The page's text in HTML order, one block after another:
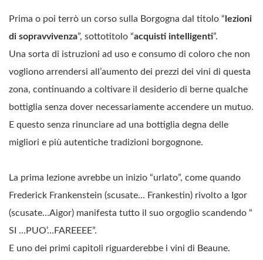
Prima o poi terrò un corso sulla Borgogna dal titolo “lezioni
di sopravvivenza”, sottotitolo “acquisti intelligenti”.
Una sorta di istruzioni ad uso e consumo di coloro che non
vogliono arrendersi all’aumento dei prezzi dei vini di questa
zona, continuando a coltivare il desiderio di berne qualche
bottiglia senza dover necessariamente accendere un mutuo.
E questo senza rinunciare ad una bottiglia degna delle
migliori e più autentiche tradizioni borgognone.
La prima lezione avrebbe un inizio “urlato”, come quando
Frederick Frankenstein (scusate… Frankestin) rivolto a Igor
(scusate…Aigor) manifesta tutto il suo orgoglio scandendo “
SI …PUO’…FAREEEE”.
E uno dei primi capitoli riguarderebbe i vini di Beaune.